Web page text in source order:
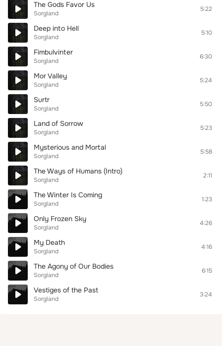
The Gods Favor Us
Sorgland
5:22
Deep into Hell
Sorgland
5:10
Fimbulvinter
Sorgland
6:30
Mor Valley
Sorgland
5:24
Surtr
Sorgland
5:50
Land of Sorrow
Sorgland
5:23
Mysterious and Mortal
Sorgland
5:58
The Ways of Humans (Intro)
Sorgland
2:11
The Winter Is Coming
Sorgland
1:23
Only Frozen Sky
Sorgland
4:26
My Death
Sorgland
4:16
The Agony of Our Bodies
Sorgland
6:15
Vestiges of the Past
Sorgland
3:24